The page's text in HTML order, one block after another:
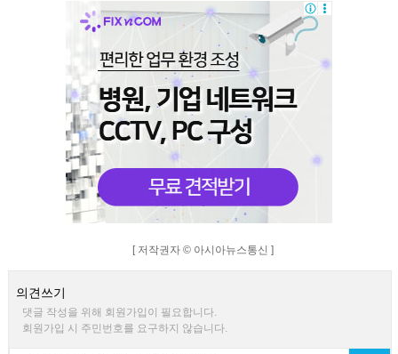
[ 저작권자 © 아시아뉴스통신 ]
의견쓰기
댓글 작성을 위해 회원가입이 필요합니다.
회원가입 시 주민번호를 요구하지 않습니다.